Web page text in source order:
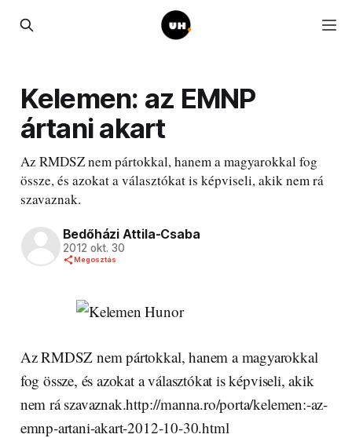
Kelemen: az EMNP
ártani akart
Az RMDSZ nem pártokkal, hanem a magyarokkal fog
össze, és azokat a választókat is képviseli, akik nem rá
szavaznak.
Bedőházi Attila-Csaba
2012 okt. 30
Megosztás
Az RMDSZ nem pártokkal, hanem a magyarokkal
fog össze, és azokat a választókat is képviseli, akik
nem rá szavaznak.http://manna.ro/porta/kelemen:-az-
emnp-artani-akart-2012-10-30.html